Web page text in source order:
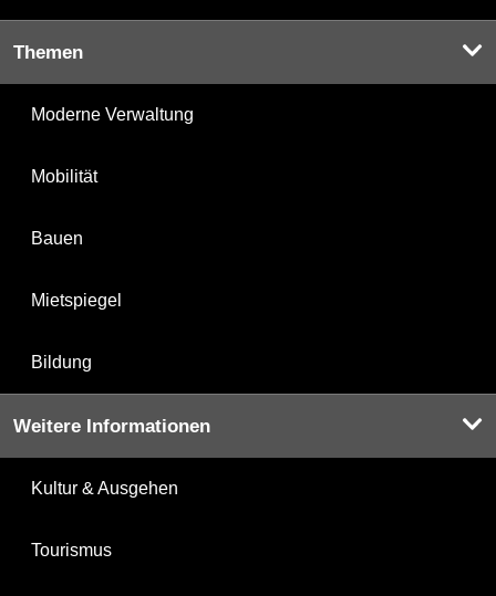
Themen
Moderne Verwaltung
Mobilität
Bauen
Mietspiegel
Bildung
Weitere Informationen
Kultur & Ausgehen
Tourismus